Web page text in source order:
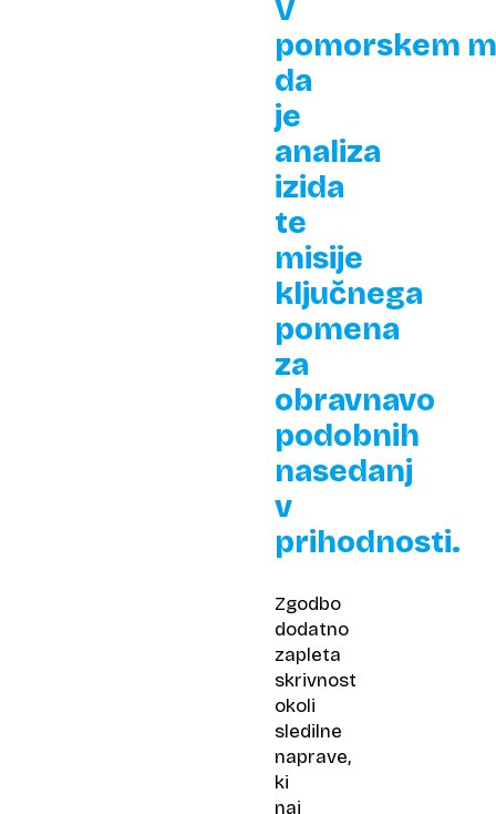
V
pomorskem
da
je
analiza
izida
te
misije
ključnega
pomena
za
obravnavo
podobnih
nasedanj
v
prihodnosti.
Zgodbo
dodatno
zapleta
skrivnost
okoli
sledilne
naprave,
ki
naj